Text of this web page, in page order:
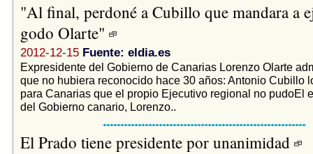
"Al final, perdoné a Cubillo que mandara a
godo Olarte"
2012-12-15 Fuente: eldia.es
Expresidente del Gobierno de Canarias Lorenzo Olarte
que no hubiera reconocido hace 30 años: Antonio Cubillo
para Canarias que el propio Ejecutivo regional no pudoEl
del Gobierno canario, Lorenzo..
El Prado tiene presidente por unanimidad